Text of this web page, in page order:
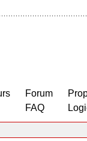
Forum
FAQ